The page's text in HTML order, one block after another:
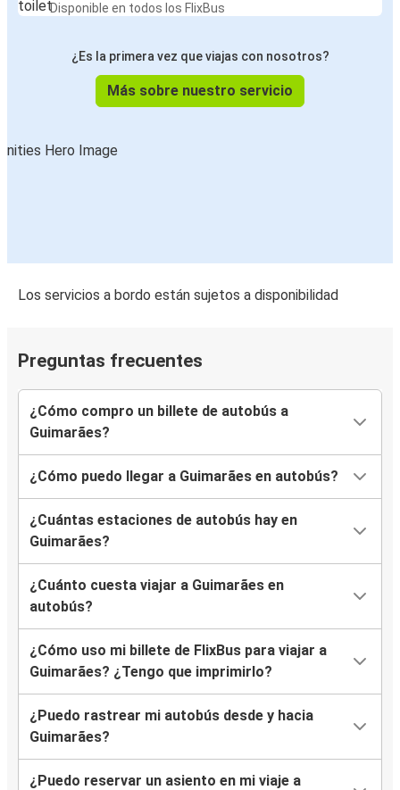
Guimarães
Guimarães
León
Guimarães
Guimarães
Guimarães
Viana do Castelo
Guimarães
Guimarães
Bruselas
Valença do Minho
Guimarães
Viana do Castelo
Guimarães
Lila
Braganza
Guimarães
Disponible en todos los FlixBus
¿Es la primera vez que viajas con nosotros?
Más sobre nuestro servicio
Los servicios a bordo están sujetos a disponibilidad
Preguntas frecuentes
¿Cómo compro un billete de autobús a
Guimarães?
¿Cómo puedo llegar a Guimarães en autobús?
¿Cuántas estaciones de autobús hay en
Guimarães?
¿Cuánto cuesta viajar a Guimarães en
autobús?
¿Cómo uso mi billete de FlixBus para viajar a
Guimarães? ¿Tengo que imprimirlo?
¿Puedo rastrear mi autobús desde y hacia
Guimarães?
¿Puedo reservar un asiento en mi viaje a